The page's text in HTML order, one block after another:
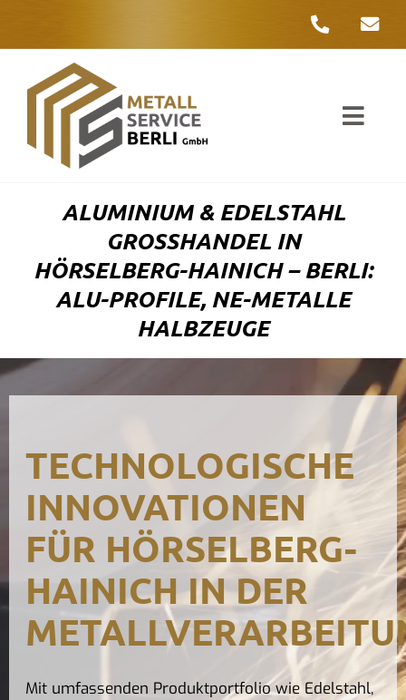
ALUMINIUM & EDELSTAHL
GROSSHANDEL IN H
ÖRSELBERG-HAINICH – BERLI: A
LU-PROFILE, NE-METALLE H
ALBZEUGE
TECHNOLOGISCHE
INNOVATIONEN
FÜR HÖRSELBERG-
HAINICH IN DER
Mit umfassenden Produktportfolio wie Edelstahl,